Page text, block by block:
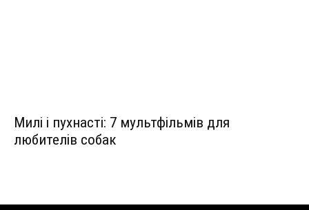
Милі і пухнасті: 7 мультфільмів для
любителів собак